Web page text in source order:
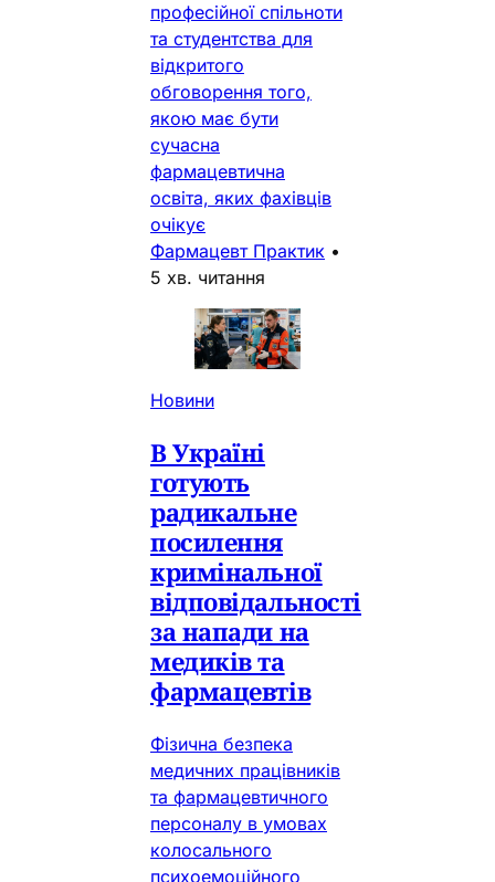
професійної спільноти
та студентства для
відкритого
обговорення того,
якою має бути
сучасна
фармацевтична
освіта, яких фахівців
очікує
Фармацевт Практик •
5 хв. читання
Новини
В Україні
готують
радикальне
посилення
кримінальної
відповідальності
за напади на
медиків та
фармацевтів
Фізична безпека
медичних працівників
та фармацевтичного
персоналу в умовах
колосального
психоемоційного